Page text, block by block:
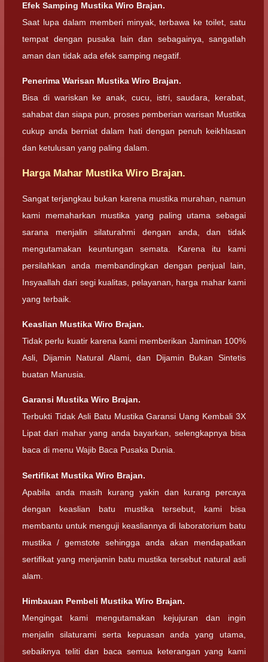
Efek Samping Mustika Wiro Brajan.
Saat lupa dalam memberi minyak, terbawa ke toilet, satu
tempat dengan pusaka lain dan sebagainya, sangatlah
aman dan tidak ada efek samping negatif.
Penerima Warisan Mustika Wiro Brajan.
Bisa di wariskan ke anak, cucu, istri, saudara, kerabat,
sahabat dan siapa pun, proses pemberian warisan Mustika
cukup anda berniat dalam hati dengan penuh keikhlasan
dan ketulusan yang paling dalam.
Harga Mahar Mustika Wiro Brajan.
Sangat terjangkau bukan karena mustika murahan, namun
kami memaharkan mustika yang paling utama sebagai
sarana menjalin silaturahmi dengan anda, dan tidak
mengutamakan keuntungan semata. Karena itu kami
persilahkan anda membandingkan dengan penjual lain,
Insyaallah dari segi kualitas, pelayanan, harga mahar kami
yang terbaik.
Keaslian Mustika Wiro Brajan.
Tidak perlu kuatir karena kami memberikan Jaminan 100%
Asli, Dijamin Natural Alami, dan Dijamin Bukan Sintetis
buatan Manusia.
Garansi Mustika Wiro Brajan.
Terbukti Tidak Asli Batu Mustika Garansi Uang Kembali 3X
Lipat dari mahar yang anda bayarkan, selengkapnya bisa
baca di menu Wajib Baca Pusaka Dunia.
Sertifikat Mustika Wiro Brajan.
Apabila anda masih kurang yakin dan kurang percaya
dengan keaslian batu mustika tersebut, kami bisa
membantu untuk menguji keasliannya di laboratorium batu
mustika / gemstote sehingga anda akan mendapatkan
sertifikat yang menjamin batu mustika tersebut natural asli
alam.
Himbauan Pembeli Mustika Wiro Brajan.
Mengingat kami mengutamakan kejujuran dan ingin
menjalin silaturami serta kepuasan anda yang utama,
sebaiknya teliti dan baca semua keterangan yang kami